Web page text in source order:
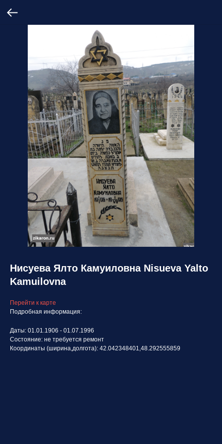
Нисуева Ялто Камуиловна Nisueva Yalto
Kamuilovna
Перейти к карте
Подробная информация:
Даты: 01.01.1906 - 01.07.1996
Состояние: не требуется ремонт
Координаты (ширина,долгота): 42.042348401,48.292555859